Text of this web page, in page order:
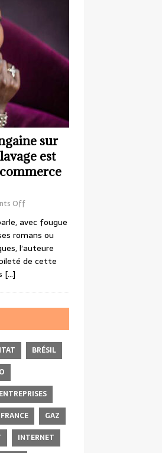
sur
est
Off
avec fougue
romans ou
l’auteure
de cette
[…]
BRÉSIL
ENTREPRISES
FRANCE
GAZ
INTERNET